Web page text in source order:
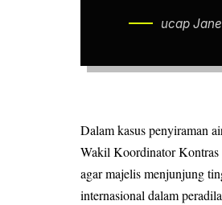
ucap
Dalam kasus penyiraman
Wakil Koordinator
agar majelis menjunjung
internasional dalam